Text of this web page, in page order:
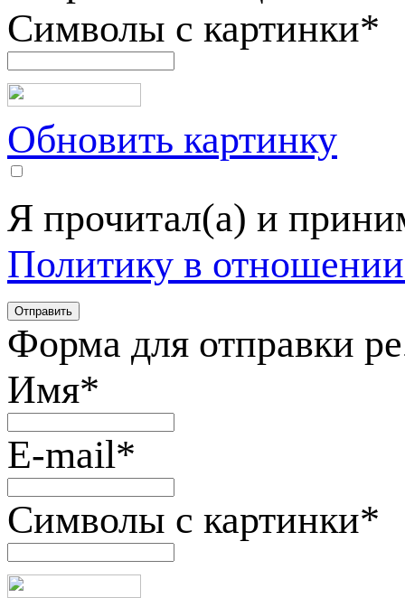
Символы с картинки*
Обновить картинку
Я прочитал(а) и
Политику в
Форма для отправки
Имя*
E-mail*
Символы с картинки*